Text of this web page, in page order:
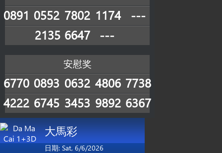
0891 0552 7802 1174
---
2135 6647 ---
安慰奖
6770 0893 0632 4806 7738
4222 6745 3453 9892 6367
大馬彩
日期: Sat, 6/6/2026